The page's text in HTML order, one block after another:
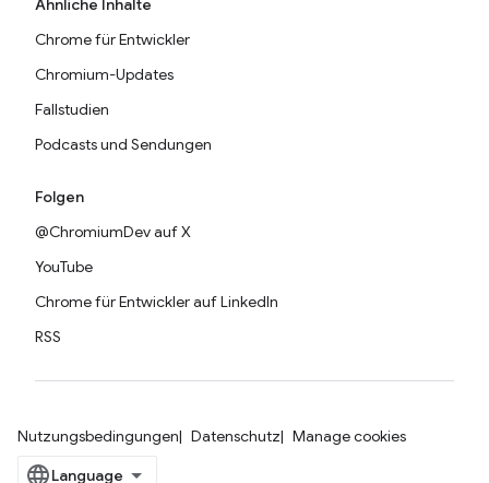
Ähnliche Inhalte
Chrome für Entwickler
Chromium-Updates
Fallstudien
Podcasts und Sendungen
Folgen
@ChromiumDev auf X
YouTube
Chrome für Entwickler auf LinkedIn
RSS
Nutzungsbedingungen Datenschutz Manage cookies